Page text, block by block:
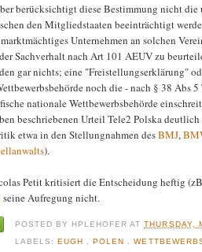
berücksichtigt diese Bestimmung nicht
den Mitgliedstaaten beeinträchtigt
Unternehmen an solchen
Sachverhalt nach Art 101 AEUV zu
gar nichts; eine "Freistellungserklärung"
noch die - nach § 38 Abs
nationale Wettbewerbsbehörde
beschriebenen Urteil Tele2 Polska
etwa in den Stellungnahmen desBMJ,
).
Petit kritisiert die Entscheidung heftig (zB
seine Aufregung nicht.
POSTED BY HPLEHOFERATTHURSDAY,
LABELS:EUGH ,POLEN ,